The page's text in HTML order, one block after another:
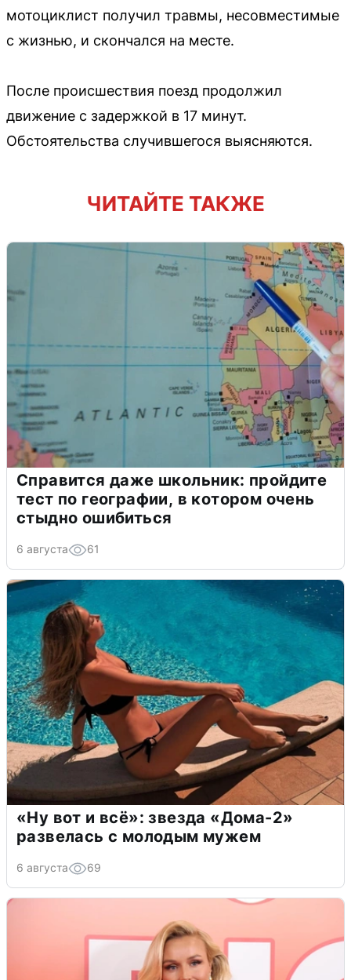
мотоциклист получил травмы, несовместимые
с жизнью, и скончался на месте.
После происшествия поезд продолжил
движение с задержкой в 17 минут.
Обстоятельства случившегося выясняются.
ЧИТАЙТЕ ТАКЖЕ
Справится даже школьник: пройдите
тест по географии, в котором очень
стыдно ошибиться
6 августа 61
«Ну вот и всё»: звезда «Дома-2»
развелась с молодым мужем
6 августа 69